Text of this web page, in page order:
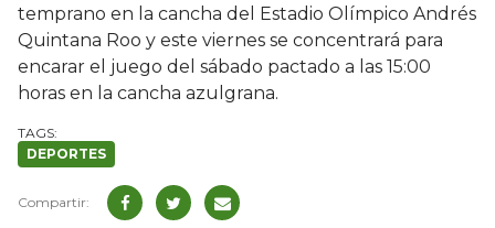
temprano en la cancha del Estadio Olímpico Andrés
Quintana Roo y este viernes se concentrará para
encarar el juego del sábado pactado a las 15:00
horas en la cancha azulgrana.
DEPORTES